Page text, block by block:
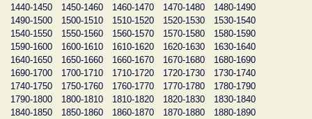
1440-1450
1450-1460 1460-1470 1470-1480
1480-1490
1490-1500
1500-1510 1510-1520 1520-1530
1530-1540
1540-1550
1550-1560 1560-1570 1570-1580
1580-1590
1590-1600
1600-1610 1610-1620 1620-1630
1630-1640
1640-1650
1650-1660 1660-1670 1670-1680
1680-1690
1690-1700
1700-1710 1710-1720 1720-1730
1730-1740
1740-1750
1750-1760 1760-1770 1770-1780
1780-1790
1790-1800
1800-1810 1810-1820 1820-1830
1830-1840
1840-1850
1850-1860 1860-1870 1870-1880
1880-1890